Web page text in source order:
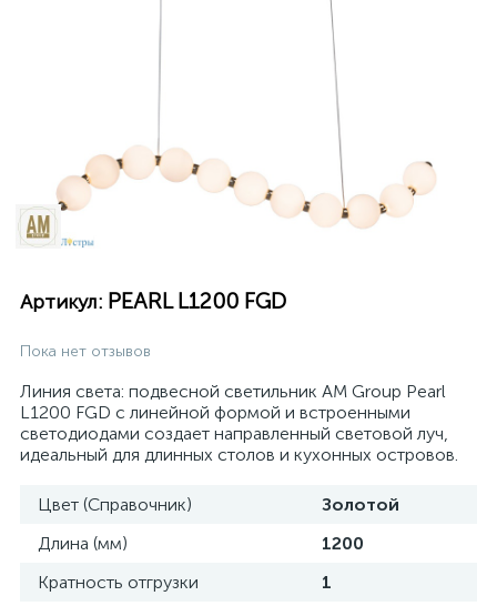
Артикул: PEARL L1200 FGD
Пока нет отзывов
Линия света: подвесной светильник AM Group Pearl
L1200 FGD с линейной формой и встроенными
светодиодами создает направленный световой луч,
идеальный для длинных столов и кухонных островов.
Цвет (Справочник)
Золотой
Длина (мм)
1200
Кратность отгрузки
1